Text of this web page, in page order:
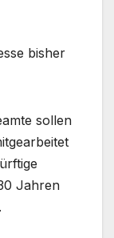
bisher
sollen
Jahren